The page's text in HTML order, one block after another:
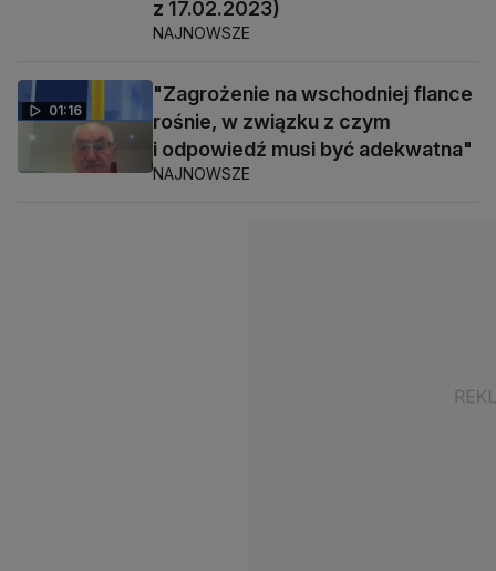
z 17.02.2023)
NAJNOWSZE
01:16
"Zagrożenie na wschodniej flance
rośnie, w związku z czym
i odpowiedź musi być adekwatna"
NAJNOWSZE